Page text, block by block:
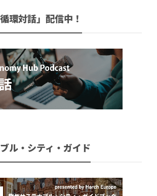
環対話」配信中！
ル・シティ・ガイド